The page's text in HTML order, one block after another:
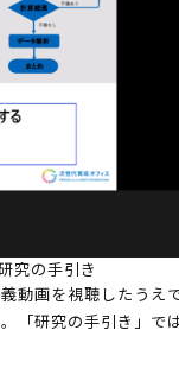
究の手引き
動画を視聴したうえ
「研究の手引き」で